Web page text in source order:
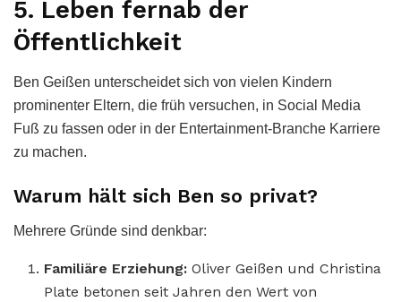
5. Leben fernab der
Öffentlichkeit
Ben Geißen unterscheidet sich von vielen Kindern
prominenter Eltern, die früh versuchen, in Social Media
Fuß zu fassen oder in der Entertainment-Branche Karriere
zu machen.
Warum hält sich Ben so privat?
Mehrere Gründe sind denkbar:
Familiäre Erziehung: Oliver Geißen und Christina
Plate betonen seit Jahren den Wert von